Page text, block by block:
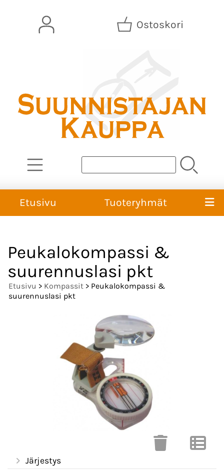
Ostoskori
Etusivu Tuoteryhmät
Peukalokompassi &
suurennuslasi pkt
Etusivu > Kompassit > Peukalokompassi &
suurennuslasi pkt
Järjestys